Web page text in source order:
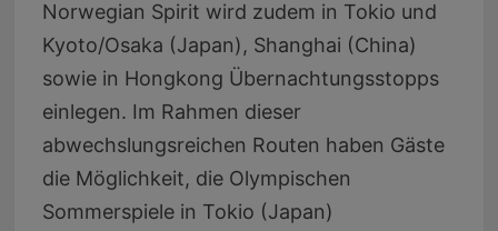
Norwegian Spirit wird zudem in Tokio und
Kyoto/Osaka (Japan), Shanghai (China)
sowie in Hongkong Übernachtungsstopps
einlegen. Im Rahmen dieser
abwechslungsreichen Routen haben Gäste
die Möglichkeit, die Olympischen
Sommerspiele in Tokio (Japan)